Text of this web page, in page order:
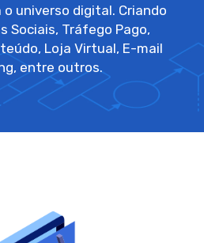
universo digital. Criando
Sociais, Tráfego Pago,
Loja Virtual, E-mail
entre outros.